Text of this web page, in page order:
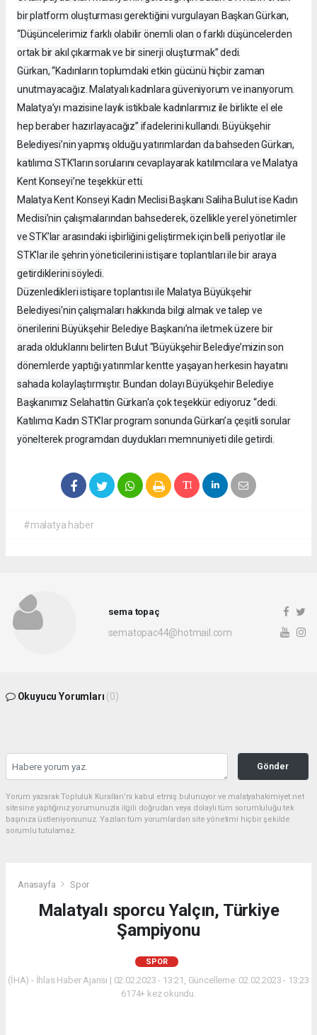
bir platform oluşturması gerektiğini vurgulayan Başkan Gürkan,
“Düşüncelerimiz farklı olabilir önemli olan o farklı düşüncelerden
ortak bir akıl çıkarmak ve bir sinerji oluşturmak” dedi.
Gürkan, “Kadınların toplumdaki etkin gücünü hiçbir zaman
unutmayacağız. Malatyalı kadınlara güveniyorum ve inanıyorum.
Malatya’yı mazisine layık istikbale kadınlarımız ile birlikte el ele
hep beraber hazırlayacağız” ifadelerini kullandı. Büyükşehir
Belediyesi’nin yapmış olduğu yatırımlardan da bahseden Gürkan,
katılımcı STK’ların sorularını cevaplayarak katılımcılara ve Malatya
Kent Konseyi’ne teşekkür etti.
Malatya Kent Konseyi Kadın Meclisi Başkanı Saliha Bulut ise Kadın
Meclisi’nin çalışmalarından bahsederek, özellikle yerel yönetimler
ve STK’lar arasındaki işbirliğini geliştirmek için belli periyotlar ile
STK'lar ile şehrin yöneticilerini istişare toplantıları ile bir araya
getirdiklerini söyledi.
Düzenledikleri istişare toplantısı ile Malatya Büyükşehir
Belediyesi'nin çalışmaları hakkında bilgi almak ve talep ve
önerilerini Büyükşehir Belediye Başkanı’na iletmek üzere bir
arada olduklarını belirten Bulut "Büyükşehir Belediye’mizin son
dönemlerde yaptığı yatırımlar kentte yaşayan herkesin hayatını
sahada kolaylaştırmıştır. Bundan dolayı Büyükşehir Belediye
Başkanımız Selahattin Gürkan'a çok teşekkür ediyoruz “dedi.
Katılımcı Kadın STK’lar program sonunda Gürkan’a çeşitli sorular
yönelterek programdan duydukları memnuniyeti dile getirdi.
#malatya haber
sema topaç
sematopac44@hotmail.com
Okuyucu Yorumları (0)
Gönder
Yorum yazarak Topluluk Kuralları’nı kabul etmiş bulunuyor ve malatyahakimiyet.net
sitesine yaptığınız yorumunuzla ilgili doğrudan veya dolaylı tüm sorumluluğu tek
başınıza üstleniyorsunuz. Yazılan tüm yorumlardan site yönetimi hiçbir şekilde
sorumlu tutulamaz.
Anasayfa Spor
Malatyalı sporcu Yalçın, Türkiye
Şampiyonu
SPOR
(İHA) - İhlas Haber Ajansı | 02.02.2023 - 13:21, Güncelleme: 02.02.2023 - 13:23
6174+ kez okundu.